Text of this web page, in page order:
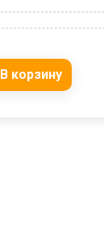
В корзину